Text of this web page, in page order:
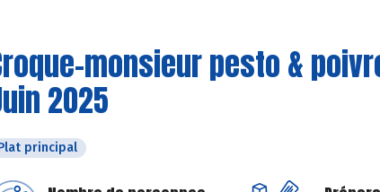
monsieur pesto &
2025
principal